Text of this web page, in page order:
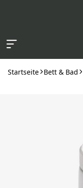
Startseite Bett & Bad